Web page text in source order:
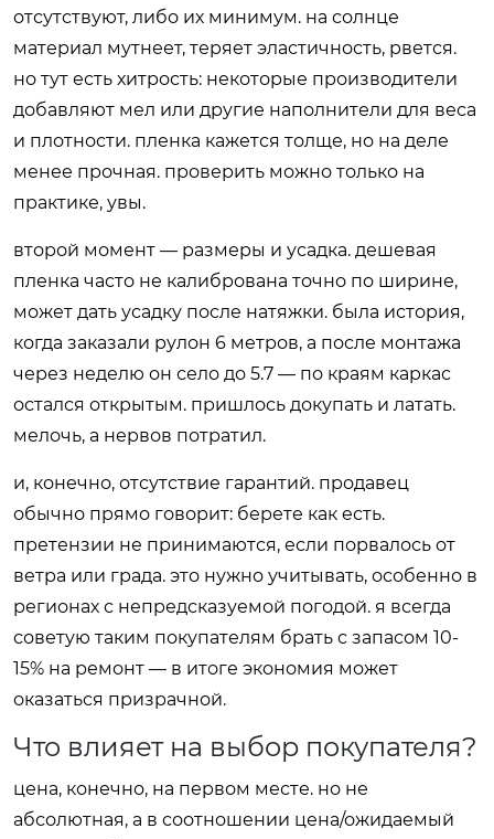
отсутствуют, либо их минимум. на солнце
материал мутнеет, теряет эластичность, рвется.
но тут есть хитрость: некоторые производители
добавляют мел или другие наполнители для веса
и плотности. пленка кажется толще, но на деле
менее прочная. проверить можно только на
практике, увы.
второй момент — размеры и усадка. дешевая
пленка часто не калибрована точно по ширине,
может дать усадку после натяжки. была история,
когда заказали рулон 6 метров, а после монтажа
через неделю он село до 5.7 — по краям каркас
остался открытым. пришлось докупать и латать.
мелочь, а нервов потратил.
и, конечно, отсутствие гарантий. продавец
обычно прямо говорит: берете как есть.
претензии не принимаются, если порвалось от
ветра или града. это нужно учитывать, особенно в
регионах с непредсказуемой погодой. я всегда
советую таким покупателям брать с запасом 10-
15% на ремонт — в итоге экономия может
оказаться призрачной.
Что влияет на выбор покупателя?
цена, конечно, на первом месте. но не
абсолютная, а в соотношении цена/ожидаемый